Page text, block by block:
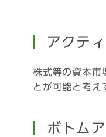
アクテ
株式等の資本市
とが可能と考え
ボトム